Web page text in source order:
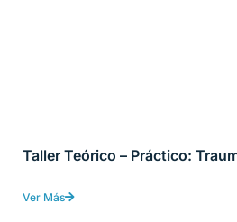
Taller Teórico – Práctico:
Ver Más